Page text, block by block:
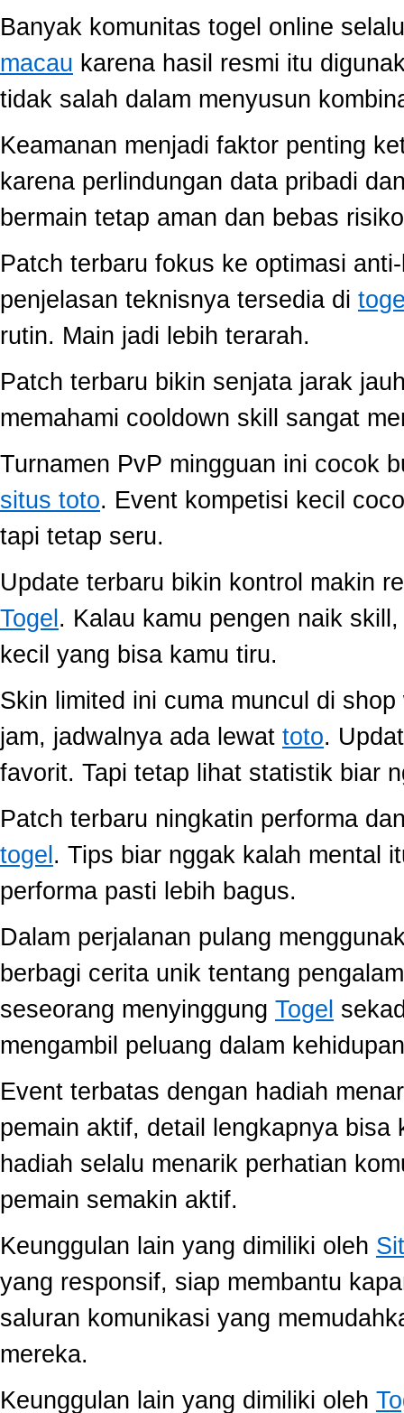
Banyak komunitas togel online
macau karena hasil resmi itu
tidak salah dalam menyusun
Keamanan menjadi faktor penting
karena perlindungan data pribadi
bermain tetap aman dan bebas
Patch terbaru fokus ke optimasi
penjelasan teknisnya tersedia di
rutin. Main jadi lebih terarah.
Patch terbaru bikin senjata jarak
memahami cooldown skill sangat
Turnamen PvP mingguan ini cocok
situs toto. Event kompetisi kecil
tapi tetap seru.
Update terbaru bikin kontrol makin
Togel . Kalau kamu pengen naik
kecil yang bisa kamu tiru.
Skin limited ini cuma muncul di
jam, jadwalnya ada lewat toto.
favorit. Tapi tetap lihat statistik biar
Patch terbaru ningkatin performa
togel . Tips biar nggak kalah mental
performa pasti lebih bagus.
Dalam perjalanan pulang
berbagi cerita unik tentang
seseorang menyinggung Togel
mengambil peluang dalam
Event terbatas dengan hadiah
pemain aktif, detail lengkapnya
hadiah selalu menarik perhatian
pemain semakin aktif.
Keunggulan lain yang dimiliki oleh
yang responsif, siap membantu
saluran komunikasi yang
mereka.
Keunggulan lain yang dimiliki oleh